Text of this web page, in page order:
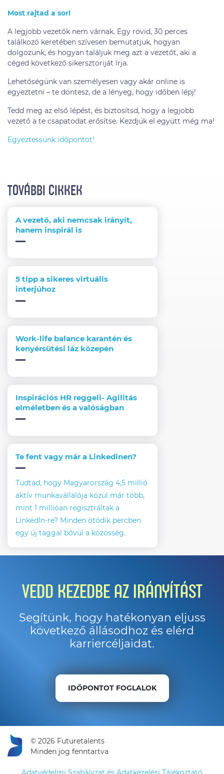
Most rajtad a sor!
A legjobb vezetők nem várnak. Egy rövid, 30 perces
találkozó keretében szívesen bemutatjuk, hogyan
dolgozunk, és hogyan találjuk meg azt a vezetőt, aki a
céged következő sikersztoriját írja.
Lehetőségünk van személyesen vagy akár online is
egyeztetni – te döntesz, de a lényeg, hogy időben lépj!
Tedd meg az első lépést, és biztosítsd, hogy a legjobb
vezető a te csapatodat erősítse. Kezdjük el együtt még ma!
Egyeztessünk időpontot!
TOVÁBBI CIKKEK
A vezető, aki nemcsak irányít,
hanem inspirál is
5 tipp a sikeres virtuális
interjúhoz
Work-life balance karantén és
kenyérsütési láz közepén
Inspirációs HR reggeli- Agilitás
elméletben és a valóságban
Te fent vagy már a Linkedinen?
Tudtad, hogy Magyarország 4,5 millió
aktív munkavállalója közül már több,
mint 1 millióan regisztráltak a
LinkedIn-re? Minden ötödik percben
egy új taggal bővül a közösség.
VEDD KEZEDBE AZ IRÁNYÍTÁST
Segítünk, hogy hatékonyan eljuss
következő állásodhoz és elérd
karriercéljaidat.
IDŐPONTOT FOGLALOK
© 2026 Futuretalents
Minden jog fenntartva